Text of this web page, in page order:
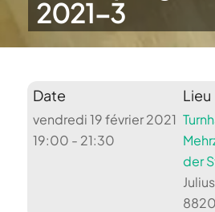
2021-3
Date
vendredi 19 février 2021
19:00 - 21:30
Lieu
der